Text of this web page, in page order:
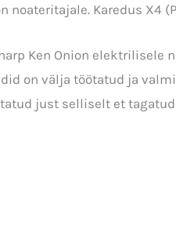
noateritajale. Karedus X4
Ken Onion elektrilisele
on välja töötatud ja
just selliselt et